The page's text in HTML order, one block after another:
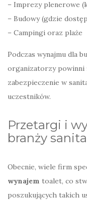
– Imprezy plenerowe
– Budowy (gdzie
– Campingi oraz plaże
Podczas wynajmu dla
organizatorzy powinni
zabezpieczenie w
uczestników.
Przetargi i
branży
Obecnie, wiele firm
wynajem toalet, co
poszukujących takich